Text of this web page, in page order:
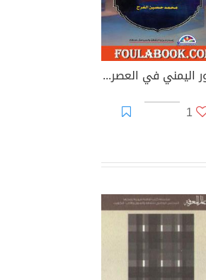
الدور اليمني في العصر العباسي اعلام الولاه اليمانيين في العالم الإسلامي
1